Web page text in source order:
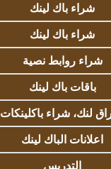
شراء باك لينك
شراء باك لينك
شراء روابط نصية
باقات باك لينك
لنك، شراء باكلينكات
اعلانات الباك لينك
التدريس